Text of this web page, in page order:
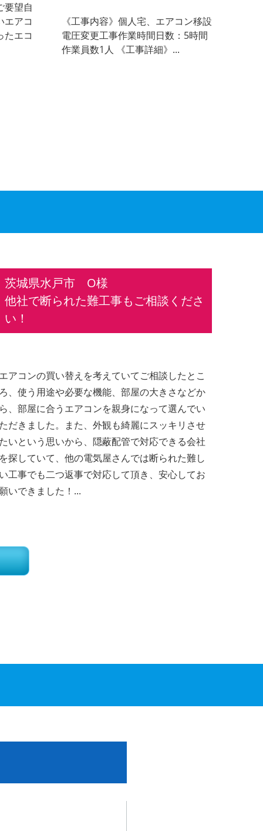
要望自
エアコ
たエコ
《工事内容》個人宅、エアコン移設
電圧変更工事作業時間日数：5時間
作業員数1人 《工事詳細》...
茨城県水戸市 O様
他社で断られた難工事もご相談くださ
い！
エアコンの買い替えを考えていてご相談したとこ
ろ、使う用途や必要な機能、部屋の大きさなどか
ら、部屋に合うエアコンを親身になって選んでい
ただきました。また、外観も綺麗にスッキリさせ
たいという思いから、隠蔽配管で対応できる会社
を探していて、他の電気屋さんでは断られた難し
い工事でも二つ返事で対応して頂き、安心してお
願いできました！...